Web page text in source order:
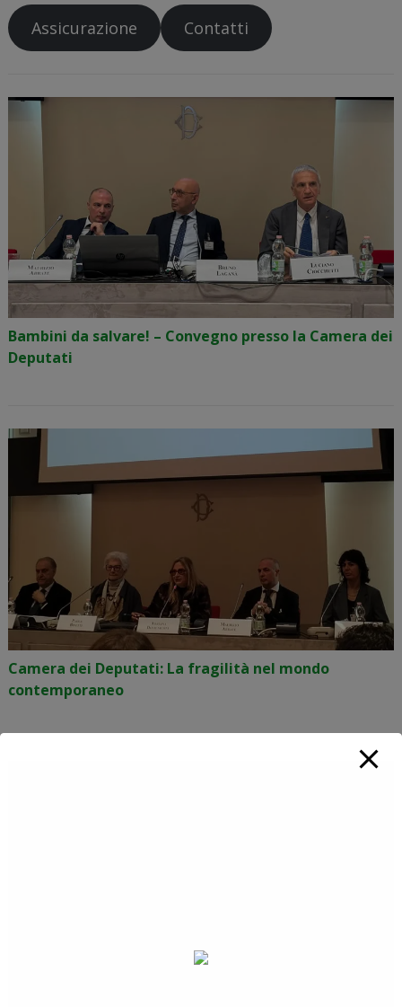
Assicurazione Contatti
Bambini da salvare! – Convegno presso la Camera dei
Deputati
Camera dei Deputati: La fragilità nel mondo
contemporaneo